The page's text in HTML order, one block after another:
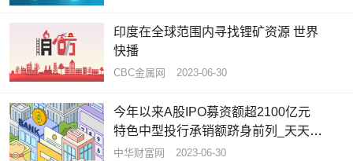
印度在全球范围内寻找锂矿资源 世界
快播
CBC金属网 2023-06-30
今年以来A股IPO募资额超2100亿元
特色中型投行承销额跻身前列_天天观
速讯
中华财富网 2023-06-30